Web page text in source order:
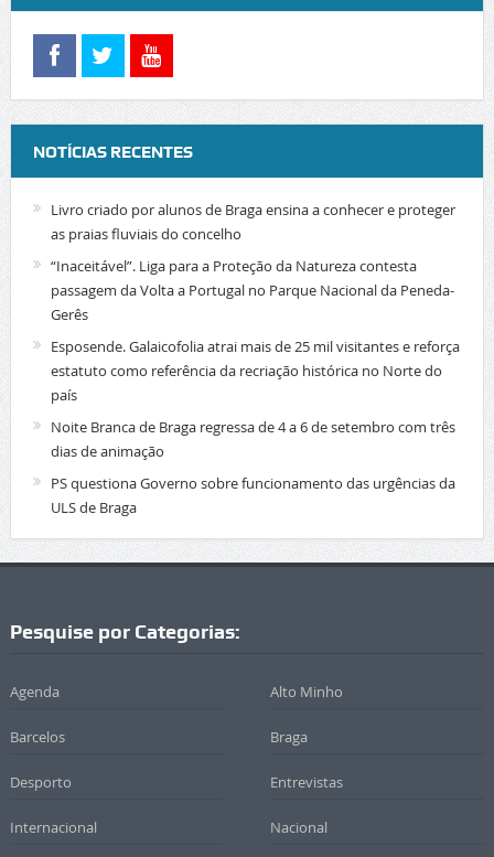
NOTÍCIAS RECENTES
Livro criado por alunos de Braga ensina a conhecer e proteger
as praias fluviais do concelho
“Inaceitável”. Liga para a Proteção da Natureza contesta
passagem da Volta a Portugal no Parque Nacional da Peneda-
Gerês
Esposende. Galaicofolia atrai mais de 25 mil visitantes e reforça
estatuto como referência da recriação histórica no Norte do
país
Noite Branca de Braga regressa de 4 a 6 de setembro com três
dias de animação
PS questiona Governo sobre funcionamento das urgências da
ULS de Braga
Pesquise por Categorias:
Agenda Alto Minho
Barcelos Braga
Desporto Entrevistas
Internacional Nacional